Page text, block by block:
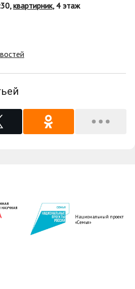
квартирник, 4 этаж
Национальный проект
«Семья»